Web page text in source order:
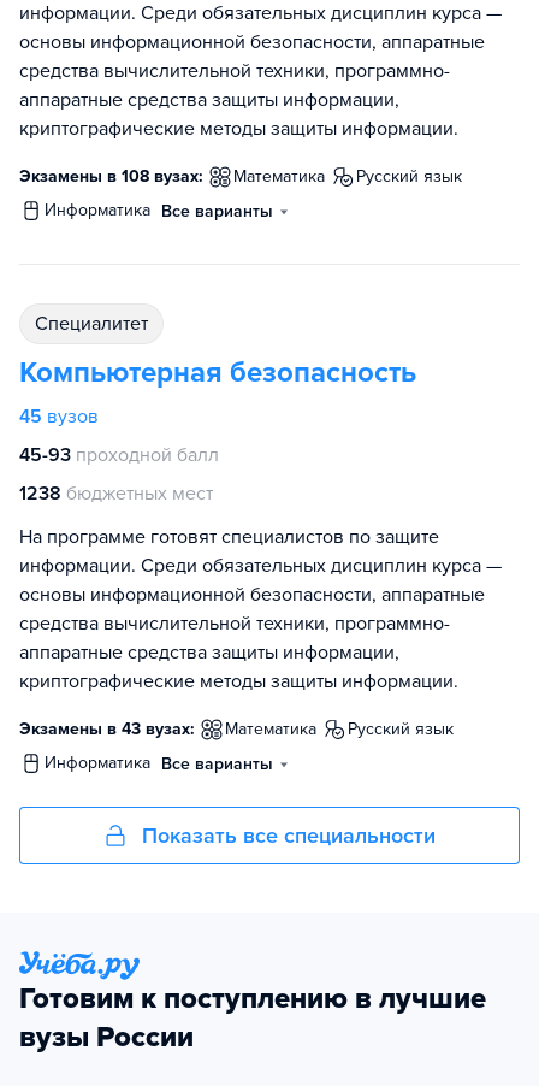
информации. Среди обязательных дисциплин курса —
основы информационной безопасности, аппаратные
средства вычислительной техники, программно-
аппаратные средства защиты информации,
криптографические методы защиты информации.
Экзамены в 108 вузах: математика
русский язык
информатика Все варианты
специалитет
Компьютерная безопасность
45 вузов
45-93 проходной балл
1238 бюджетных мест
На программе готовят специалистов по защите
информации. Среди обязательных дисциплин курса —
основы информационной безопасности, аппаратные
средства вычислительной техники, программно-
аппаратные средства защиты информации,
криптографические методы защиты информации.
Экзамены в 43 вузах: математика
русский язык
информатика Все варианты
Показать все специальности
Готовим к поступлению в лучшие
вузы России